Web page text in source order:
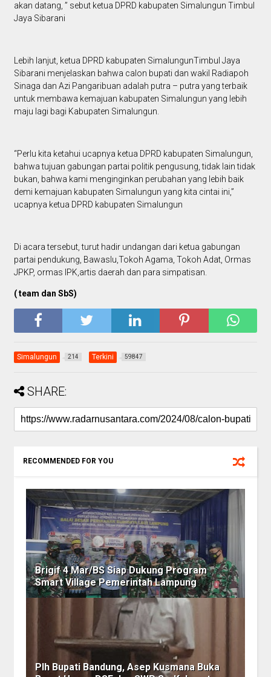
akan datang, ” sebut ketua DPRD kabupaten Simalungun Timbul
Jaya Sibarani
Lebih lanjut, ketua DPRD kabupaten SimalungunTimbul Jaya
Sibarani menjelaskan bahwa calon bupati dan wakil Radiapoh
Sinaga dan Azi Pangaribuan adalah putra – putra yang terbaik
untuk membawa kemajuan kabupaten Simalungun yang lebih
maju lagi bagi Kabupaten Simalungun.
“Perlu kita ketahui ucapnya ketua DPRD kabupaten Simalungun,
bahwa tujuan gabungan partai politik pengusung, tidak lain tidak
bukan, bahwa kami menginginkan perubahan yang lebih baik
demi kemajuan kabupaten Simalungun yang kita cintai ini,”
ucapnya ketua DPRD kabupaten Simalungun
Di acara tersebut, turut hadir undangan dari ketua gabungan
partai pendukung, Bawaslu,Tokoh Agama, Tokoh Adat, Ormas
JPKP, ormas IPK,artis daerah dan para simpatisan.
( team dan SbS)
Simalungun 214 Terkini 59847
SHARE:
RECOMMENDED FOR YOU
Brigif 4 Mar/BS Siap Dukung Program
Smart Village Pemerintah Lampung
Plh Bupati Bandung, Asep Kusmana Buka